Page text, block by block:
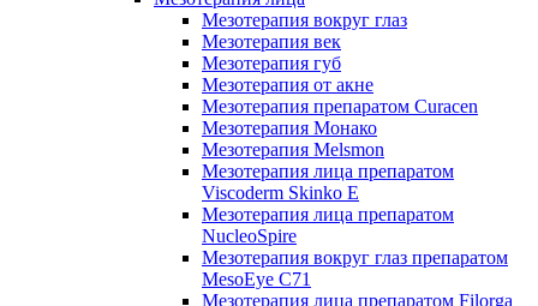
Мезотерапия вокруг глаз
Мезотерапия век
Мезотерапия губ
Мезотерапия от акне
Мезотерапия препаратом Curacen
Мезотерапия Монако
Мезотерапия Melsmon
Мезотерапия лица препаратом
Viscoderm Skinko E
Мезотерапия лица препаратом
NucleoSpire
Мезотерапия вокруг глаз препаратом
MesoEye С71
Мезотерапия лица препаратом Filorga